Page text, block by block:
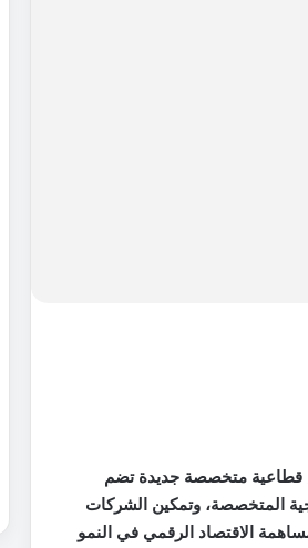
قطاعية متخصصة جديدة تضم
المتخصصة، وتمكين الشركات
الاقتصاد الرقمي في النمو